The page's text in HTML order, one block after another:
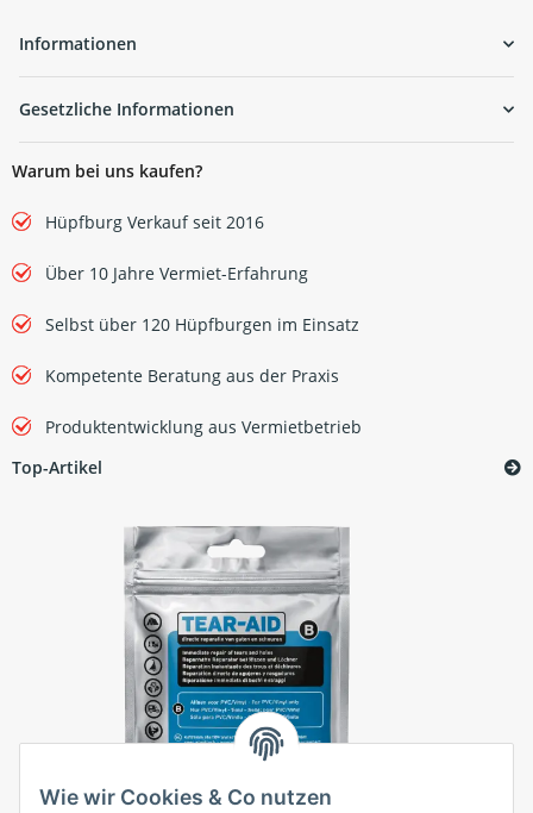
Wie wir Cookies & Co nutzen
Informationen
Gesetzliche Informationen
Warum bei uns kaufen?
Hüpfburg Verkauf seit 2016
Über 10 Jahre Vermiet-Erfahrung
Selbst über 120 Hüpfburgen im Einsatz
Kompetente Beratung aus der Praxis
Produktentwicklung aus Vermietbetrieb
Top-Artikel